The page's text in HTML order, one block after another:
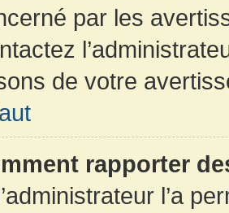
par les
de votre
rapporter
l’a